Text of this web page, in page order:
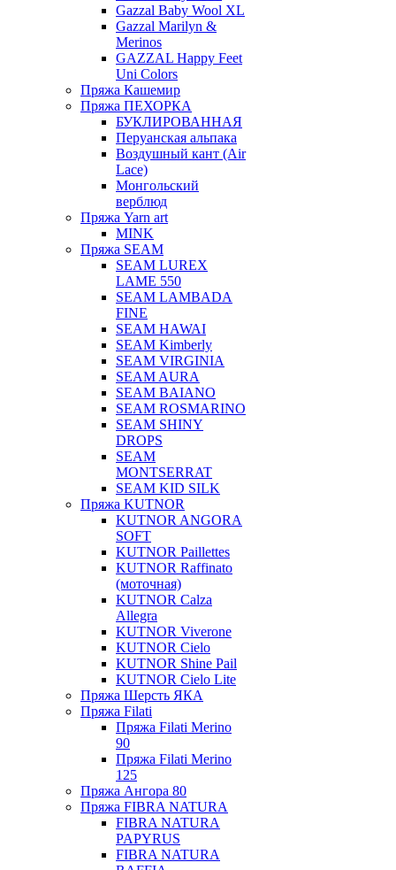
Gazzal Baby Wool XL
Gazzal Marilyn &
Merinos
GAZZAL Happy Feet
Uni Colors
Пряжа Кашемир
Пряжа ПЕХОРКА
БУКЛИРОВАННАЯ
Перуанская альпака
Воздушный кант (Air
Lace)
Монгольский
верблюд
Пряжа Yarn art
MINK
Пряжа SEAM
SEAM LUREX
LAME 550
SEAM LAMBADA
FINE
SEAM HAWAI
SEAM Kimberly
SEAM VIRGINIA
SEAM AURA
SEAM BAIANO
SEAM ROSMARINO
SEAM SHINY
DROPS
SEAM
MONTSERRAT
SEAM KID SILK
Пряжа KUTNOR
KUTNOR ANGORA
SOFT
KUTNOR Paillettes
KUTNOR Raffinato
(моточная)
KUTNOR Calza
Allegra
KUTNOR Viverone
KUTNOR Cielo
KUTNOR Shine Pail
KUTNOR Cielo Lite
Пряжа Шерсть ЯКА
Пряжа Filati
Пряжа Filati Merino
90
Пряжа Filati Merino
125
Пряжа Ангора 80
Пряжа FIBRA NATURA
FIBRA NATURA
PAPYRUS
FIBRA NATURA